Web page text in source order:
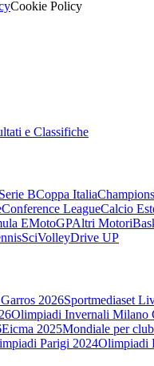
Cookie Policy
e Classifiche
Serie BCoppa ItaliaChampions
Conference LeagueCalcio
EMotoGPAltri Motori
SciVolleyDrive UP
2026Sportmediaset
Olimpiadi Invernali Milano
Eicma 2025Mondiale per
Parigi 2024Olimpiadi